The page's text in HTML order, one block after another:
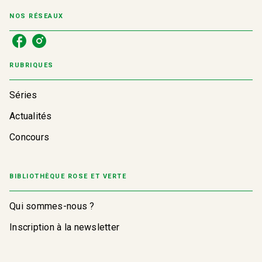
NOS RÉSEAUX
RUBRIQUES
Séries
Actualités
Concours
BIBLIOTHÈQUE ROSE ET VERTE
Qui sommes-nous ?
Inscription à la newsletter